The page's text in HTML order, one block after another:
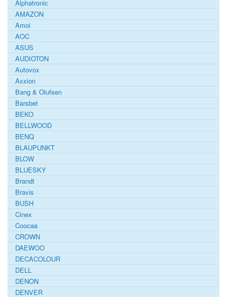
Alphatronic
AMAZON
Amoi
AOC
ASUS
AUDIOTON
Autovox
Axxion
Bang & Olufsen
Barsbet
BEKO
BELLWOOD
BENQ
BLAUPUNKT
BLOW
BLUESKY
Brandt
Bravis
BUSH
Cinex
Coocaa
CROWN
DAEWOO
DECACOLOUR
DELL
DENON
DENVER